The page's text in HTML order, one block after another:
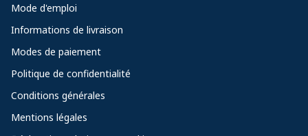
Mode d'emploi
Informations de livraison
Modes de paiement
Politique de confidentialité
Conditions générales
Mentions légales